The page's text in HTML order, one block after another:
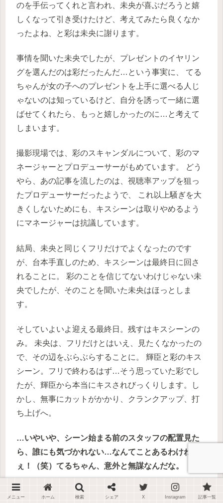
のを手伝ってくれと言われ、未央が喜ぶだろうと嬉
しくなって引き受けたけど、考えてみたら良くなか
ったよね、と彩は未央に謝ります。
事情を聞いた未央でしたが、プレゼントのイヤリン
グを選んだのは彩だったんだ…という事実に、
てる
ちゃんが女の子へのプレゼントを上手に選べる人じ
ゃないのは知っているけど、自分を誘って一緒に選
ばせてくれたら、もっと嬉しかったのに…と考えて
しまいます。
撮影現場では、彩のスキャンダルについて、彩のマ
ネージャーとプロデューサーがもめています。
どう
やら、あの記事を流したのは、視聴率アップを狙っ
たプロデューサーだったようで、
これ以上騒ぎを大
きくしないためにも、キスシーンは取りやめるよう
にマネージャーは抗議しています。
結局、未央と同じくフリだけでよくなったのです
が、台本手直しのため、キスシーンは最終日に回さ
れることに。
彩のことを信じてないわけじゃない未
央でしたが、そのことを聞いた未央はほっとしま
す。
そしていよいよ迎える最終日。残すはキスシーンの
み。
未央は、フリだけとはいえ、見たくなかったの
で、その辺をぶらぶらすることに。
輝臣と彩のキス
シーン。フリで終わるはず…そう思っていた彩でし
たが、輝臣から本当にキスされびっくりします。し
かし、無事にカットがかかり、クランクアップ、打
ち上げへ。
…いやいや、シーン始まる前のスタッフの配置見た
ら、誰にも気づかれない…なんてことあるわけね
ぇ！（笑）てるちゃん、意外と無謀なんだな。
打ち上げの最中、一哉は未央に話しかけます。
メニュー ホーム 検索 シェア X Instagram 記事一覧